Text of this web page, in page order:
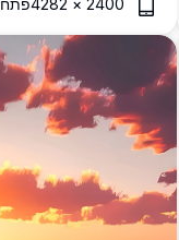
מרהיב.2400
×
4282פתח